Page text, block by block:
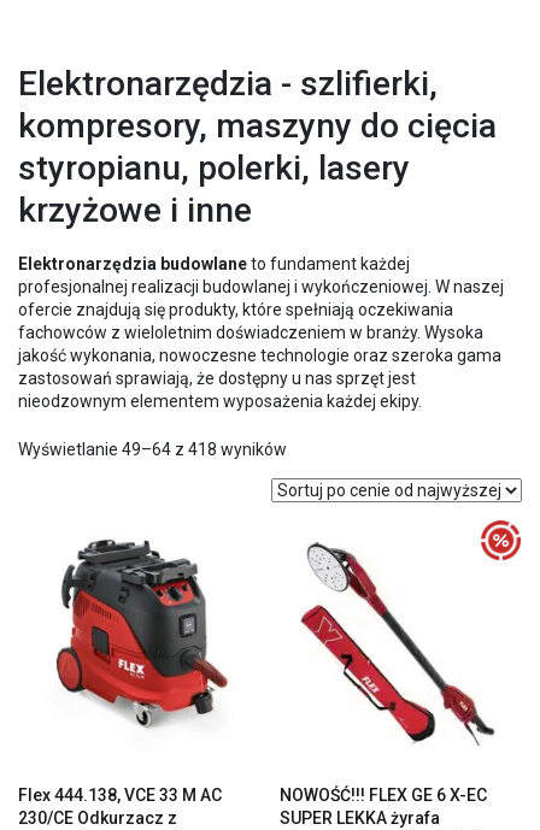
Elektronarzędzia - szlifierki,
kompresory, maszyny do cięcia
styropianu, polerki, lasery
krzyżowe i inne
Elektronarzędzia budowlaneto fundament każdej
profesjonalnej realizacji budowlanej i wykończeniowej. W naszej
ofercie znajdują się produkty, które spełniają oczekiwania
fachowców z wieloletnim doświadczeniem w branży. Wysoka
jakość wykonania, nowoczesne technologie oraz szeroka gama
zastosowań sprawiają, że dostępny u nas sprzęt jest
nieodzownym elementem wyposażenia każdej ekipy.
Wyświetlanie 49–64 z 418 wyników
ceny:
wysokiej
niskiej
Flex 444.138, VCE 33 M AC
230/CE Odkurzacz z
NOWOŚĆ!!! FLEX GE 6 X-EC
SUPER LEKKA żyrafa